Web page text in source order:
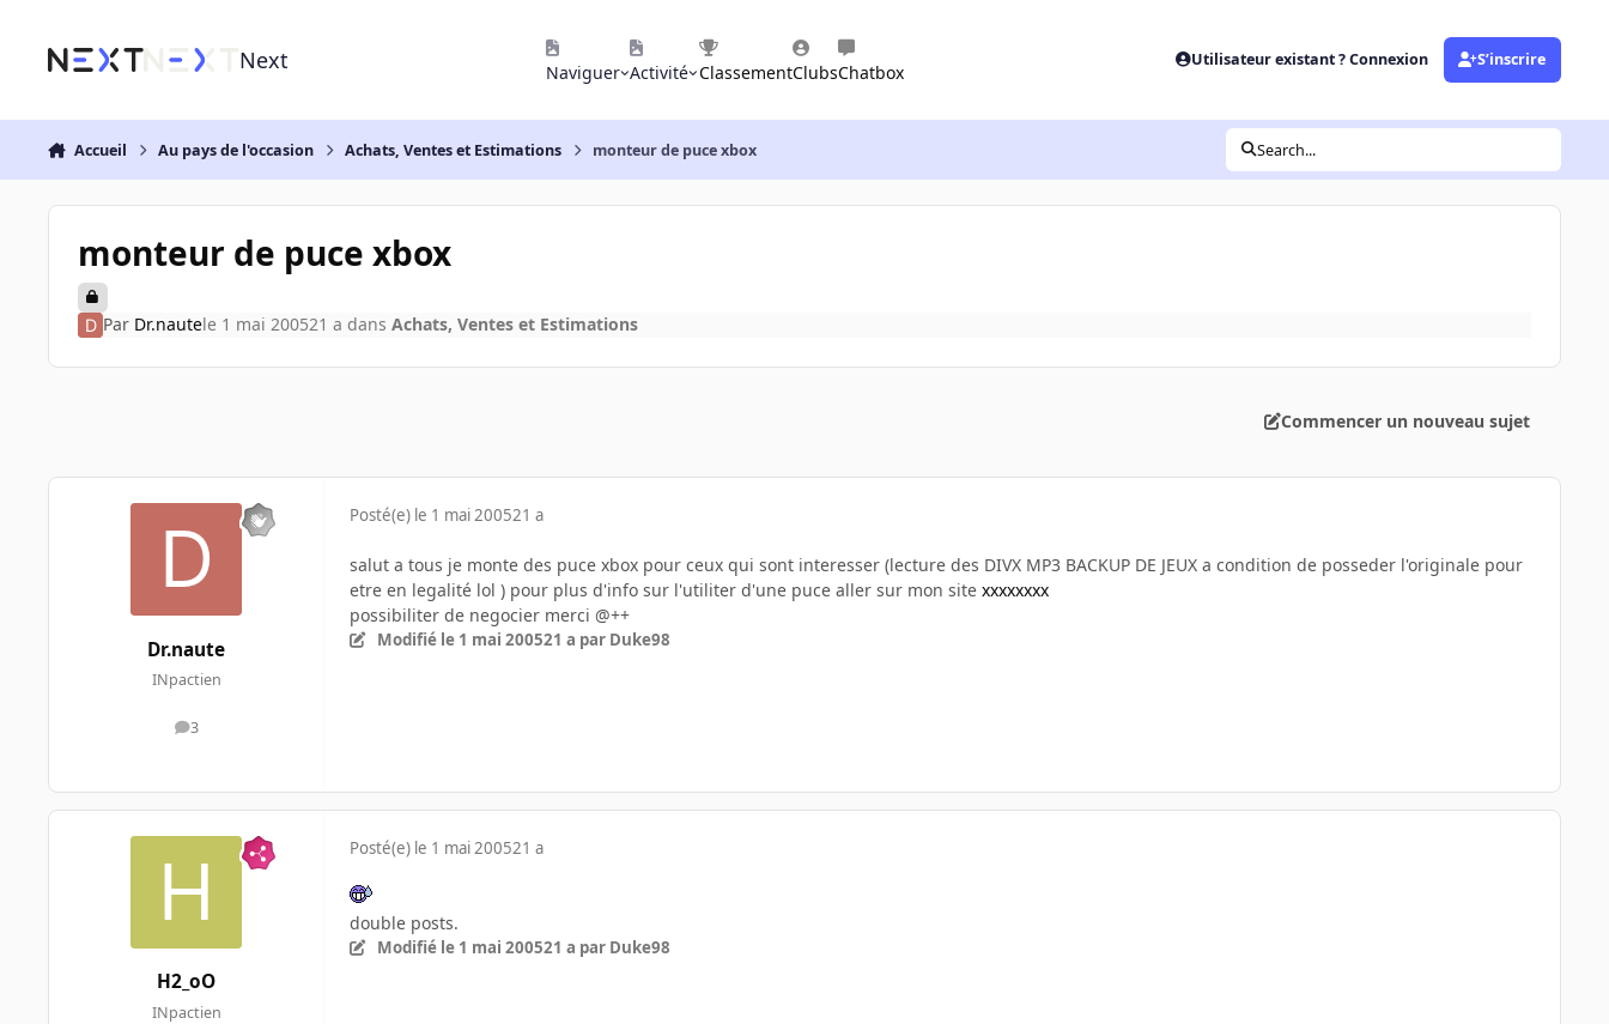
Next Naviguer Activité ClassementClubsChatbox
Utilisateur existant ? Connexion S’inscrire
Accueil Au pays de l'occasion Achats, Ventes et Estimations monteur de puce xbox Search...
monteur de puce xbox
Par Dr.nautele 1 mai 200521 a dans Achats, Ventes et Estimations
Commencer un nouveau sujet
Dr.naute
INpactien
3
messages
Posté(e) le 1 mai 200521 a
salut a tous je monte des puce xbox pour ceux qui sont interesser (lecture des DIVX MP3 BACKUP DE JEUX a condition de posseder l'originale pour
etre en legalité lol ) pour plus d'info sur l'utiliter d'une puce aller sur mon site xxxxxxxx
possibiliter de negocier merci @++
Modifié le 1 mai 200521 a par Duke98
H2_oO
INpactien
Posté(e) le 1 mai 200521 a
double posts.
Modifié le 1 mai 200521 a par Duke98